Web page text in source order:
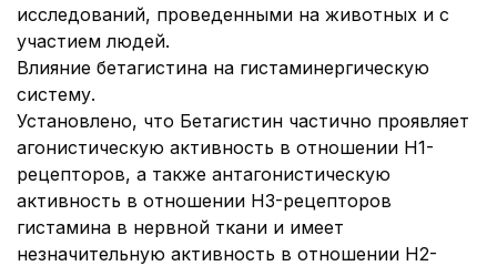
исследований, проведенными на животных и с
участием людей.
Влияние бетагистина на гистаминергическую
систему.
Установлено, что Бетагистин частично проявляет
агонистическую активность в отношении Н1-
рецепторов, а также антагонистическую
активность в отношении Н3-рецепторов
гистамина в нервной ткани и имеет
незначительную активность в отношении Н2-